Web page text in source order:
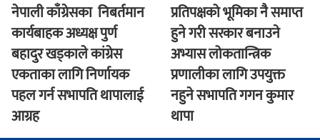
नेपाली काँग्रेसका निबर्तमान
कार्यबाहक अध्यक्ष पुर्ण
बहादुर खड्काले कांग्रेस
एकताका लागि निर्णायक
पहल गर्न सभापति थापालाई
आग्रह
प्रतिपक्षको भूमिका नै समाप्त
हुने गरी सरकार बनाउने
अभ्यास लोकतान्त्रिक
प्रणालीका लागि उपयुक्त
नहुने सभापति गगन कुमार
थापा